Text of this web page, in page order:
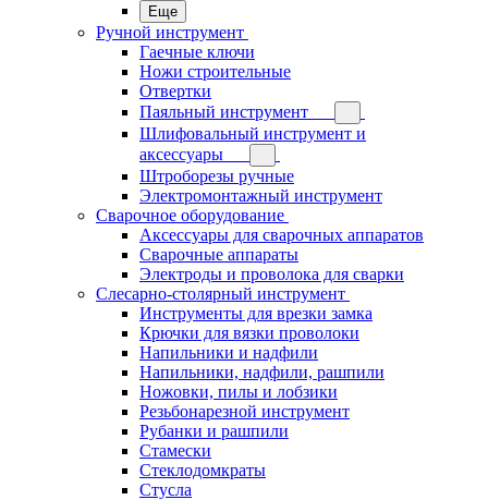
Еще
Ручной инструмент
Гаечные ключи
Ножи строительные
Отвертки
Паяльный инструмент
Шлифовальный инструмент и
аксессуары
Штроборезы ручные
Электромонтажный инструмент
Сварочное оборудование
Аксессуары для сварочных аппаратов
Сварочные аппараты
Электроды и проволока для сварки
Слесарно-столярный инструмент
Инструменты для врезки замка
Крючки для вязки проволоки
Напильники и надфили
Напильники, надфили, рашпили
Ножовки, пилы и лобзики
Резьбонарезной инструмент
Рубанки и рашпили
Стамески
Стеклодомкраты
Стусла